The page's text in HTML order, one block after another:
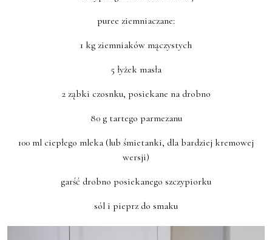
puree ziemniaczane:
1 kg ziemniaków mączystych
5 łyżek masła
2 ząbki czosnku, posiekane na drobno
80 g tartego parmezanu
100 ml ciepłego mleka (lub śmietanki, dla bardziej kremowej
wersji)
garść drobno posiekanego szczypiorku
sól i pieprz do smaku